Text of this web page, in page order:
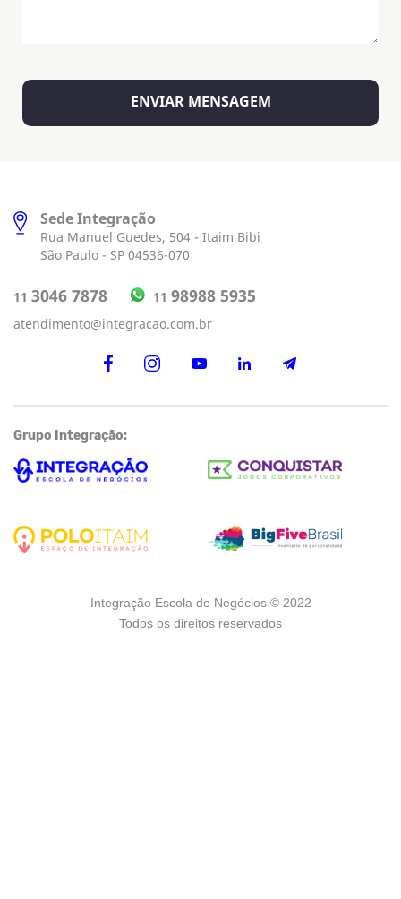
Sede Integração
Rua Manuel Guedes, 504 - Itaim Bibi
São Paulo - SP 04536-070
11 3046 7878 11 98988 5935
atendimento@integracao.com.br
Grupo Integração:
Integração Escola de Negócios © 2022
Todos os direitos reservados